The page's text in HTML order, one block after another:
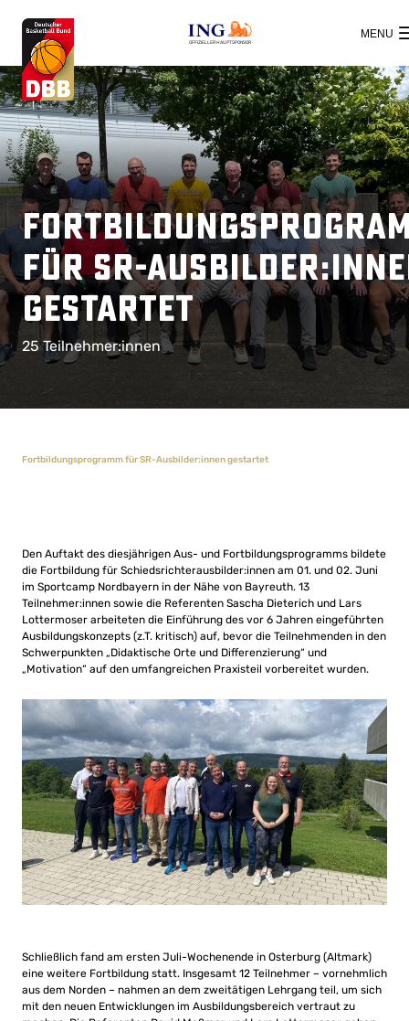
OFFIZIELLER HAUPTSPONSOR
für SR-
gestartet
25 Teilnehmer:innen
Fortbildungsprogramm für SR-Ausbilder:innen gestartet
Den Auftakt des diesjährigen Aus- und Fortbildungsprogramms bildete
die Fortbildung für Schiedsrichterausbilder:innen am 01. und 02. Juni
im Sportcamp Nordbayern in der Nähe von Bayreuth. 13
Teilnehmer:innen sowie die Referenten Sascha Dieterich und Lars
Lottermoser arbeiteten die Einführung des vor 6 Jahren eingeführten
Ausbildungskonzepts (z.T. kritisch) auf, bevor die Teilnehmenden in den
Schwerpunkten „Didaktische Orte und Differenzierung“ und
„Motivation“ auf den umfangreichen Praxisteil vorbereitet wurden.
Schließlich fand am ersten Juli-Wochenende in Osterburg (Altmark)
eine weitere Fortbildung statt. Insgesamt 12 Teilnehmer – vornehmlich
aus dem Norden – nahmen an dem zweitätigen Lehrgang teil, um sich
mit den neuen Entwicklungen im Ausbildungsbereich vertraut zu